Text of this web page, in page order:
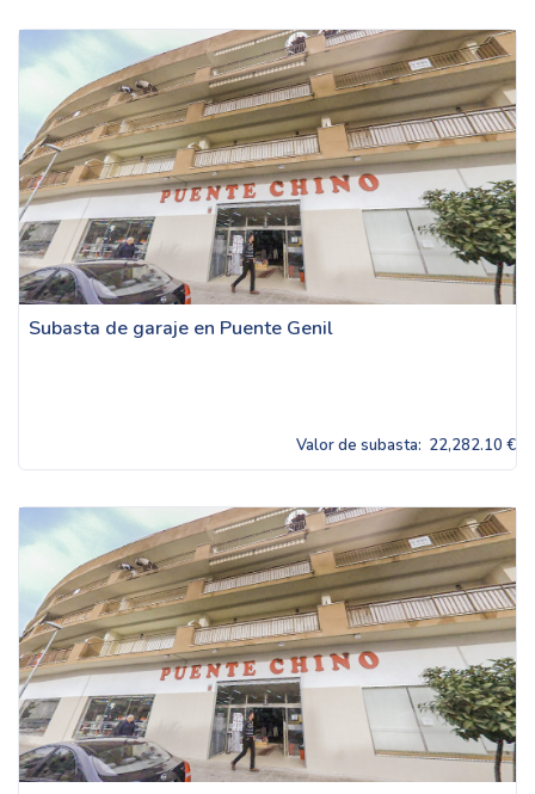
Subasta de garaje en Puente Genil
Valor de subasta: 22,282.10 €